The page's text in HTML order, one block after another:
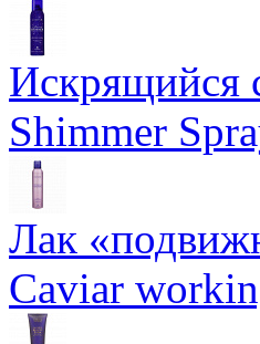
Искрящийся
Shimmer
Лак
Caviar